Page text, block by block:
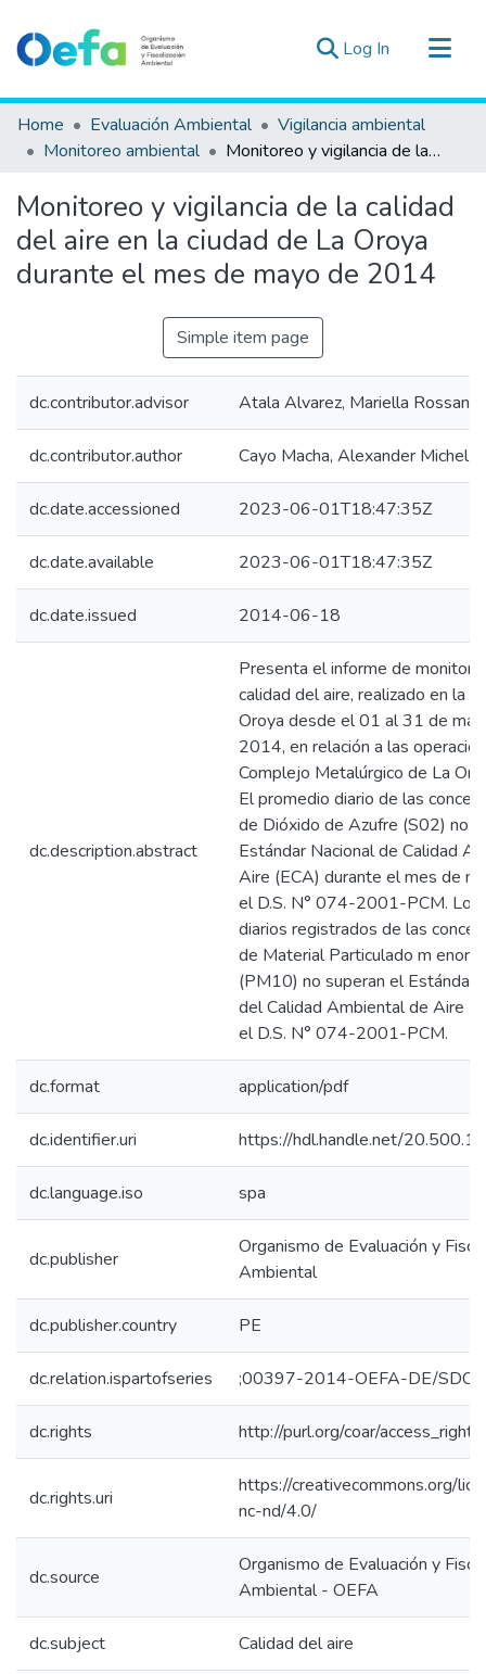
Log In (current)
Communities & Collections
All of DSpace
Estad. Externas
Guias ▾
Home Evaluación Ambiental
Vigilancia ambiental
Monitoreo ambiental
Monitoreo y vigilancia de la calidad del aire en la ciudad de La Oroya durante el mes de mayo de 2014
Monitoreo y vigilancia de la calidad
del aire en la ciudad de La Oroya
durante el mes de mayo de 2014
Simple item page
dc.contributor.advisor Atala Alvarez, Mariella Rossana
dc.contributor.author Cayo Macha, Alexander Michel
dc.date.accessioned 2023-06-01T18:47:35Z
dc.date.available 2023-06-01T18:47:35Z
dc.date.issued 2014-06-18
dc.description.abstract
Presenta el informe de
calidad del aire, realizado en la
Oroya desde el 01 al 31 de
2014, en relación a las
Complejo Metalúrgico de La
El promedio diario de las
de Dióxido de Azufre (S02) no
Estándar Nacional de Calidad
Aire (ECA) durante el mes de
el D.S. N° 074-2001-PCM. Los
diarios registrados de las
de Material Particulado m enor
(PM10) no superan el Estándar
del Calidad Ambiental de Aire
el D.S. N° 074-2001-PCM.
dc.format application/pdf
dc.identifier.uri https://hdl.handle.net/
dc.language.iso spa
dc.publisher
Organismo de Evaluación y
Ambiental
dc.publisher.country PE
dc.relation.ispartofseries ;00397-2014-OEFA-DE/SDCA
dc.rights http://purl.org/coar/access_right/
dc.rights.uri
https://creativecommons.org/
nc-nd/4.0/
dc.source
Organismo de Evaluación y
Ambiental - OEFA
dc.subject Calidad del aire